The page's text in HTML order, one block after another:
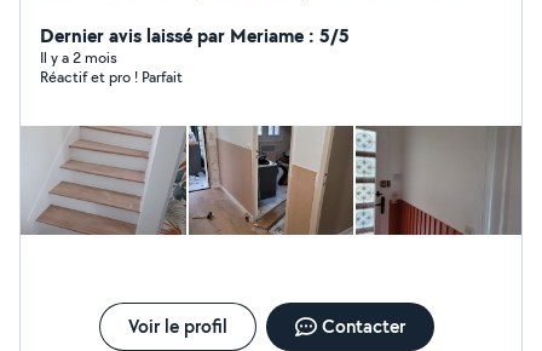
Dernier avis laissé par Meriame : 5/5
Il y a 2 mois
Réactif et pro ! Parfait
Voir le profil Contacter